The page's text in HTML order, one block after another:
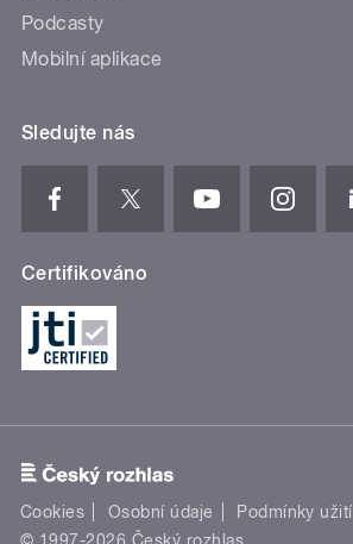
Podcasty
Mobilní aplikace
Sledujte nás
Certifikováno
Cookies Osobní údaje Podmínky užití
© 1997-2026 Český rozhlas